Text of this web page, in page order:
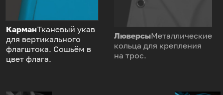
КарманТканевый укав
для вертикального
флагштока. Сошьём в
цвет флага.
ЛюверсыМеталлические
кольца для крепления
на трос.